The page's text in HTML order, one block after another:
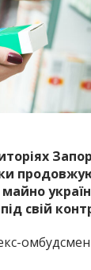
міста
свій